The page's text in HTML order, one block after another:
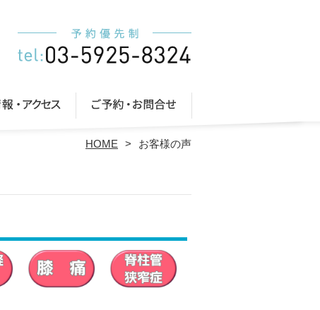
HOME お客様の声